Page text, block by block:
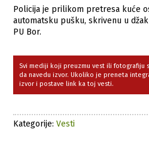
Policija je prilikom pretresa kuće
automatsku pušku, skrivenu u
PU Bor.
Svi mediji koji preuzmu vest ili fotografiju
da navedu izvor. Ukoliko je preneta
izvor i postave link ka toj vesti.
Kategorije:Vesti